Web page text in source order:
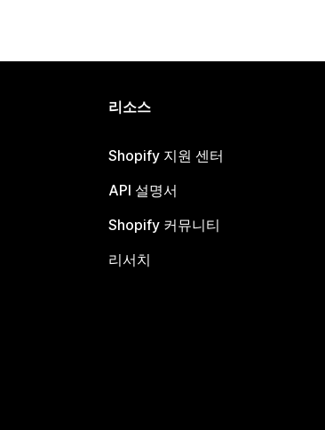
리소스
Shopify 지원 센터
API 설명서
Shopify 커뮤니티
리서치